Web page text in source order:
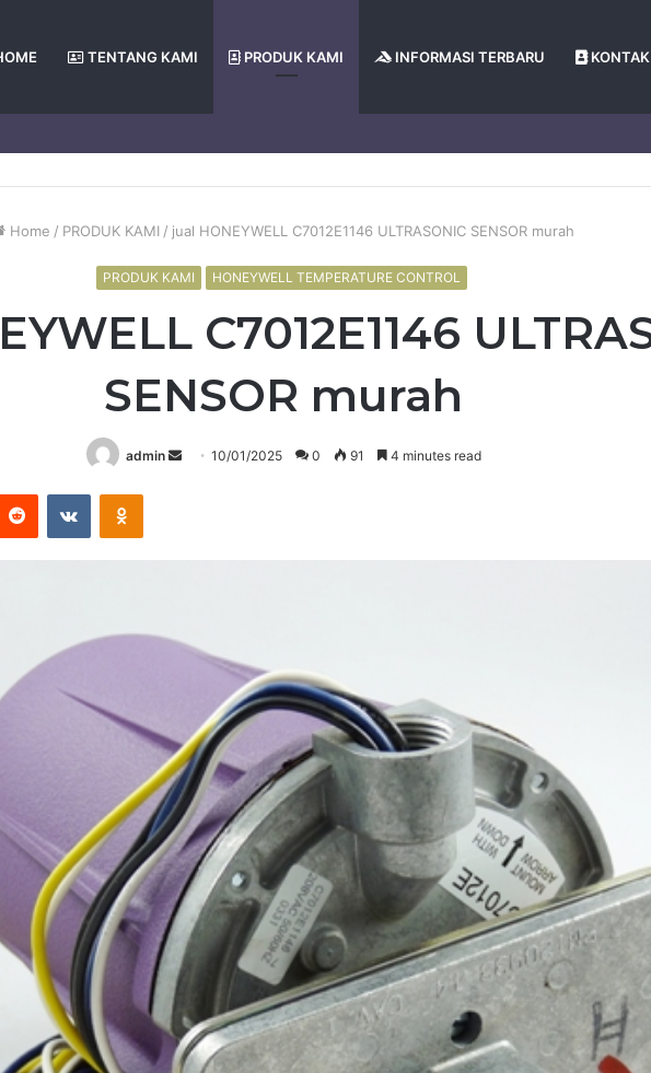
TENTANG KAMI PRODUK KAMI INFORMASI TERBARU
Home / PRODUK KAMI / jual HONEYWELL C7012E1146 ULTRASONIC SENSOR murah
PRODUK KAMI HONEYWELL TEMPERATURE CONTROL
C7012E1146
SENSOR murah
admin
Send10/01/2025 0 91 4 minutes read
Reddit VKontakteOdnoklassniki